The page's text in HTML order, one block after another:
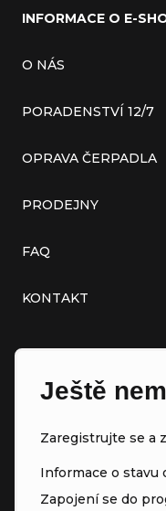
INFORMACE O E-
O NÁS
PORADENSTVÍ 12/7
OPRAVA ČERPADLA
PRODEJNY
FAQ
KONTAKT
Ještě
Zaregistrujte se a
Informace o stavu
Zapojení se do